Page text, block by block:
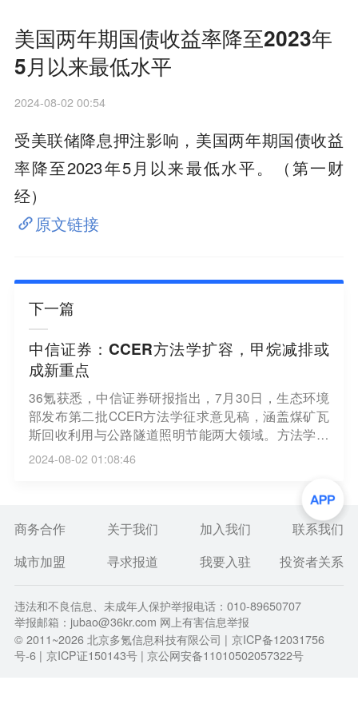
美国两年期国债收益率降至2023年
5月以来最低水平
2024-08-02 00:54
受美联储降息押注影响，美国两年期国债收益
率降至2023年5月以来最低水平。（第一财
经）
原文链接
下一篇
中信证券：CCER方法学扩容，甲烷减排或
成新重点
36氪获悉，中信证券研报指出，7月30日，生态环境
部发布第二批CCER方法学征求意见稿，涵盖煤矿瓦
斯回收利用与公路隧道照明节能两大领域。方法学发
布后，预计甲烷类CCER或将超越林业碳汇，成为最
续开展方法学遴选工作，绿电制氢、生物质发电、森
林经营、海洋碳汇、CCUS等项目未来或有望入选CC
2024-08-02 01:08:46
商务合作 关于我们 加入我们
联系我们
城市加盟
寻求报道 我要入驻 投资者关系
违法和不良信息、未成年人保护举报电话：010-89650707
举报邮箱：jubao@36kr.com 网上有害信息举报
© 2011~2026北京多氪信息科技有限公司 | 京ICP备12031756
号-6 | 京ICP证150143号 | 京公网安备11010502057322号